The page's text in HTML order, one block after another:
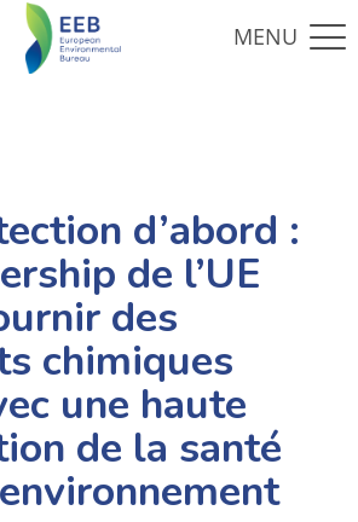
d’abord :
de l’UE
des
chimiques
une haute
de la santé